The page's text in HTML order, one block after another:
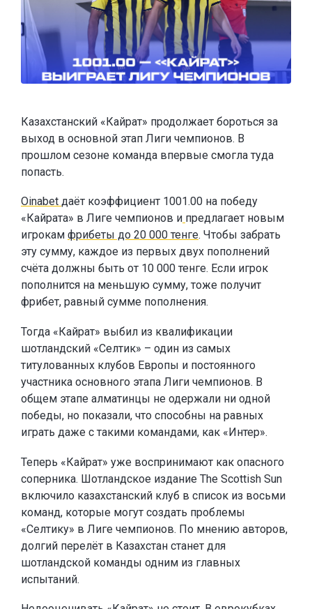
Казахстанский «Кайрат» продолжает бороться за
выход в основной этап Лиги чемпионов. В
прошлом сезоне команда впервые смогла туда
попасть.
Oinabet даёт коэффициент 1001.00 на победу
«Кайрата» в Лиге чемпионов и предлагает новым
игрокам фрибеты до 20 000 тенге. Чтобы забрать
эту сумму, каждое из первых двух пополнений
счёта должны быть от 10 000 тенге. Если игрок
пополнится на меньшую сумму, тоже получит
фрибет, равный сумме пополнения.
Тогда «Кайрат» выбил из квалификации
шотландский «Селтик» – один из самых
титулованных клубов Европы и постоянного
участника основного этапа Лиги чемпионов. В
общем этапе алматинцы не одержали ни одной
победы, но показали, что способны на равных
играть даже с такими командами, как «Интер».
Теперь «Кайрат» уже воспринимают как опасного
соперника. Шотландское издание The Scottish Sun
включило казахстанский клуб в список из восьми
команд, которые могут создать проблемы
«Селтику» в Лиге чемпионов. По мнению авторов,
долгий перелёт в Казахстан станет для
шотландской команды одним из главных
испытаний.